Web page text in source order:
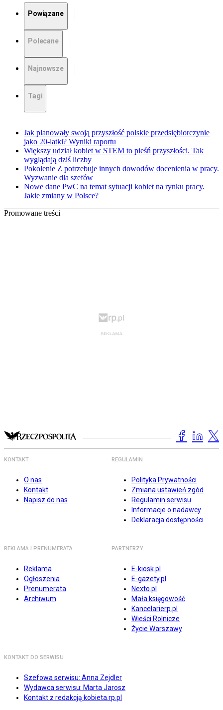
Powiązane
Polecane
Najnowsze
Tagi
Jak planowały swoją przyszłość polskie przedsiębiorczynie
jako 20-latki? Wyniki raportu
Większy udział kobiet w STEM to pieśń przyszłości. Tak
wyglądają dziś liczby
Pokolenie Z potrzebuje innych dowodów docenienia w pracy.
Wyzwanie dla szefów
Nowe dane PwC na temat sytuacji kobiet na rynku pracy.
Jakie zmiany w Polsce?
Promowane treści
KONTAKT
O nas
Kontakt
Napisz do nas
REGULAMIN
Polityka Prywatności
Zmiana ustawień zgód
Regulamin serwisu
Informacje o nadawcy
Deklaracja dostępności
REKLAMA I PRENUMERATA
Reklama
Ogłoszenia
Prenumerata
Archiwum
PARTNERZY
E-kiosk.pl
E-gazety.pl
Nexto.pl
Mała księgowość
Kancelarierp.pl
Wieści Rolnicze
Życie Warszawy
KONTAKT DO SERWISU
Szefowa serwisu: Anna Zejdler
Wydawca serwisu: Marta Jarosz
Kontakt z redakcją kobieta.rp.pl